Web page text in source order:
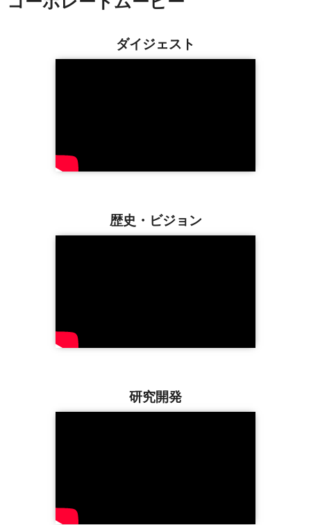
ダイジェスト
歴史・ビジョン
研究開発